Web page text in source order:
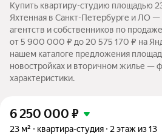
Купить квартиру-студию площадью
Яхтенная в Санкт-Петербурге и ЛО
агентств и собственников по
от 5 900 000 ₽ до 20 575 170 ₽ на
нашем каталоге предложения
новостройках и вторичном жилье —
характеристики.
6 250 000 ₽
23 м² квартира-студия 2 этаж из 13